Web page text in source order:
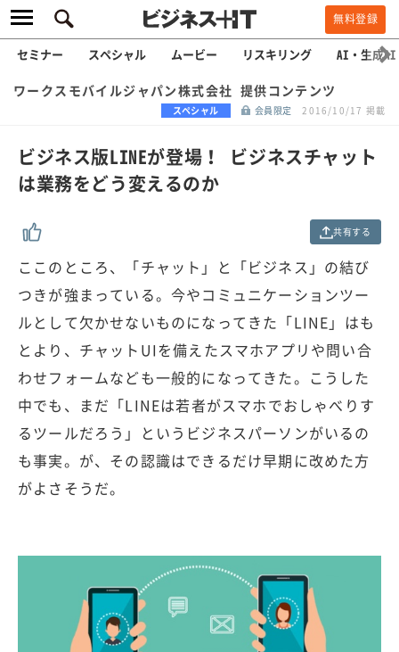
無料登録
セミナー スペシャル ムービー リスキリング AI・生成AI
ワークスモバイルジャパン株式会社 提供コンテンツ
スペシャル 会員限定 2016/10/17 掲載
ビジネス版LINEが登場！ ビジネスチャット
は業務をどう変えるのか
共有する
ここのところ、「チャット」と「ビジネス」の結び
つきが強まっている。今やコミュニケーションツー
ルとして欠かせないものになってきた「LINE」はも
とより、チャットUIを備えたスマホアプリや問い合
わせフォームなども一般的になってきた。こうした
中でも、まだ「LINEは若者がスマホでおしゃべりす
るツールだろう」というビジネスパーソンがいるの
も事実。が、その認識はできるだけ早期に改めた方
がよさそうだ。